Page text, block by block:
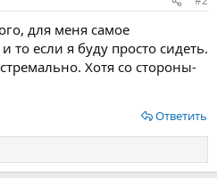
для меня самое
то если я буду просто сидеть.
Хотя со стороны-
Ответить